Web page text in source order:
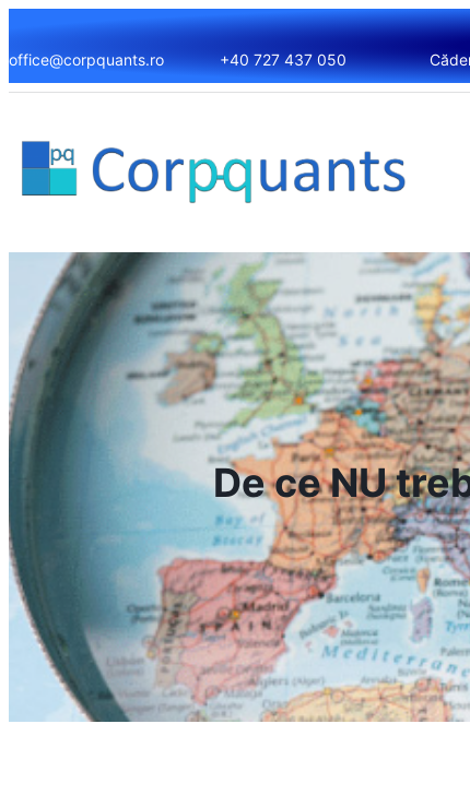
office@corpquants.ro +40 727 437 050
De ce NU